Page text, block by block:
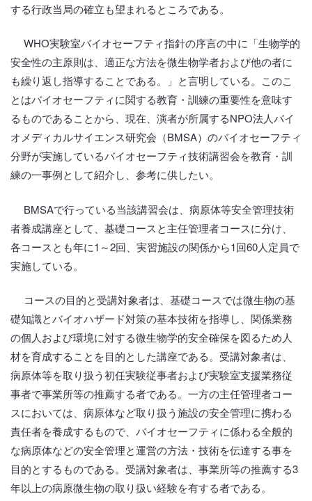
する行政当局の確立も望まれるところである。
WHO実験室バイオセーフティ指針の序言の中に「生物学的
安全性の主原則は、適正な方法を微生物学者および他の者に
も繰り返し指導することである。」と言明している。このこ
とはバイオセーフティに関する教育・訓練の重要性を意味す
るものであることから、現在、演者が所属するNPO法人バイ
オメディカルサイエンス研究会（BMSA）のバイオセーフティ
分野が実施しているバイオセーフティ技術講習会を教育・訓
練の一事例として紹介し、参考に供したい。
BMSAで行っている当該講習会は、病原体等安全管理技術
者養成講座として、基礎コースと主任管理者コースに分け、
各コースとも年に1～2回、実習施設の関係から1回60人定員で
実施している。
コースの目的と受講対象者は、基礎コースでは微生物の基
礎知識とバイオハザード対策の基本技術を指導し、関係業務
の個人および環境に対する微生物学的安全確保を図るため人
材を育成することを目的とした講座である。受講対象者は、
病原体等を取り扱う初任実験従事者および実験室支援業務従
事者で事業所等の推薦する者である。一方の主任管理者コー
スにおいては、病原体など取り扱う施設の安全管理に携わる
責任者を養成するもので、バイオセーフティに係わる全般的
な病原体などの安全管理と運営の方法・技術を伝達する事を
目的とするものである。受講対象者は、事業所等の推薦する3
年以上の病原微生物の取り扱い経験を有する者である。